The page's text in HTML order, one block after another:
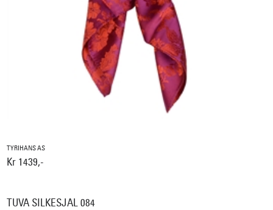
TYRIHANS AS
Kr 1439,-
TUVA SILKESJAL 084